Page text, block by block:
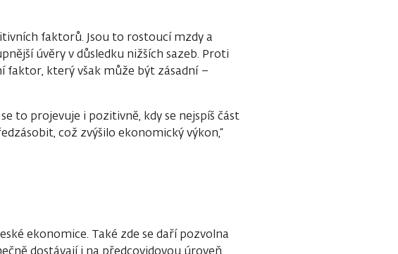
faktorů. Jsou to rostoucí mzdy a
úvěry v důsledku nižších sazeb. Proti
faktor, který však může být zásadní –
to projevuje i pozitivně, kdy se nejspíš část
což zvýšilo ekonomický výkon,“
ekonomice. Také zde se daří pozvolna
dostávají i na předcovidovou úroveň